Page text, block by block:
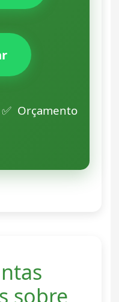
Orçamento
sobre